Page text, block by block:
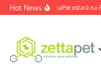
Ir para o conteúdo
Hot NewsO ZettaPet estará na